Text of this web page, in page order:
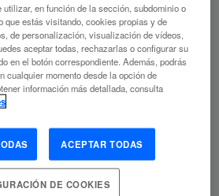
utilizar, en función de la sección, subdominio o
que estás visitando, cookies propias y de
de personalización, visualización de vídeos,
aceptar todas, rechazarlas o configurar su
en el botón correspondiente. Además, podrás
cualquier momento desde la opción de
información más detallada, consulta
ACEPTAR TODAS
DE COOKIES